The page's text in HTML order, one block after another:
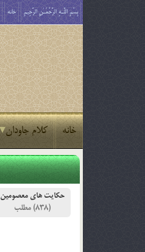
بِسْمِ اللَّـهِ الرَّحْمَـٰنِ الرَّحِيمِ خانه
خانه کلام جاودان
حکایت های معصومین
(838)